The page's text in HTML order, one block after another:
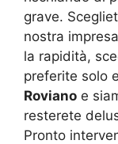
grave.
nostra
la rapidità,
preferite solo
Roviano e
resterete
Pronto